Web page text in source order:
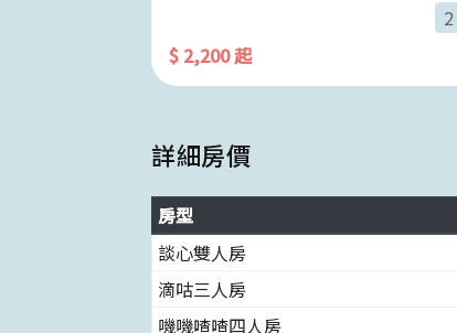
$ 2,200 起
詳細房價
房型
談心雙人房
滴咕三人房
嘰嘰喳喳四人房